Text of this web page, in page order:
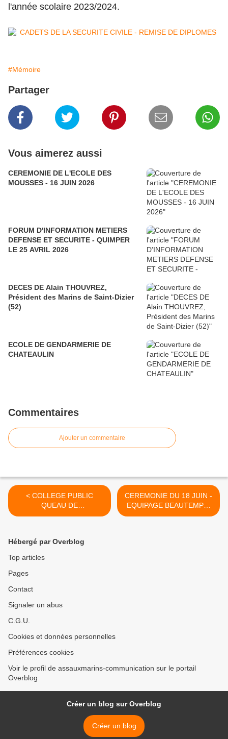
l'année scolaire 2023/2024.
#Mémoire
Partager
Vous aimerez aussi
CEREMONIE DE L'ECOLE DES
MOUSSES - 16 JUIN 2026
FORUM D'INFORMATION METIERS
DEFENSE ET SECURITE - QUIMPER
LE 25 AVRIL 2026
DECES DE Alain THOUVREZ,
Président des Marins de Saint-Dizier
(52)
ECOLE DE GENDARMERIE DE
CHATEAULIN
Commentaires
Ajouter un commentaire
< COLLEGE PUBLIC
QUEAU DE
PLOUDALMEZEAU -
CEREMONIE DU 18 JUIN -
EQUIPAGE BEAUTEMPS-
BEAUPRÉ >
Hébergé par Overblog
Top articles
Pages
Contact
Signaler un abus
C.G.U.
Cookies et données personnelles
Préférences cookies
Voir le profil de assauxmarins-communication sur le portail
Overblog
Créer un blog sur Overblog
Créer un blog